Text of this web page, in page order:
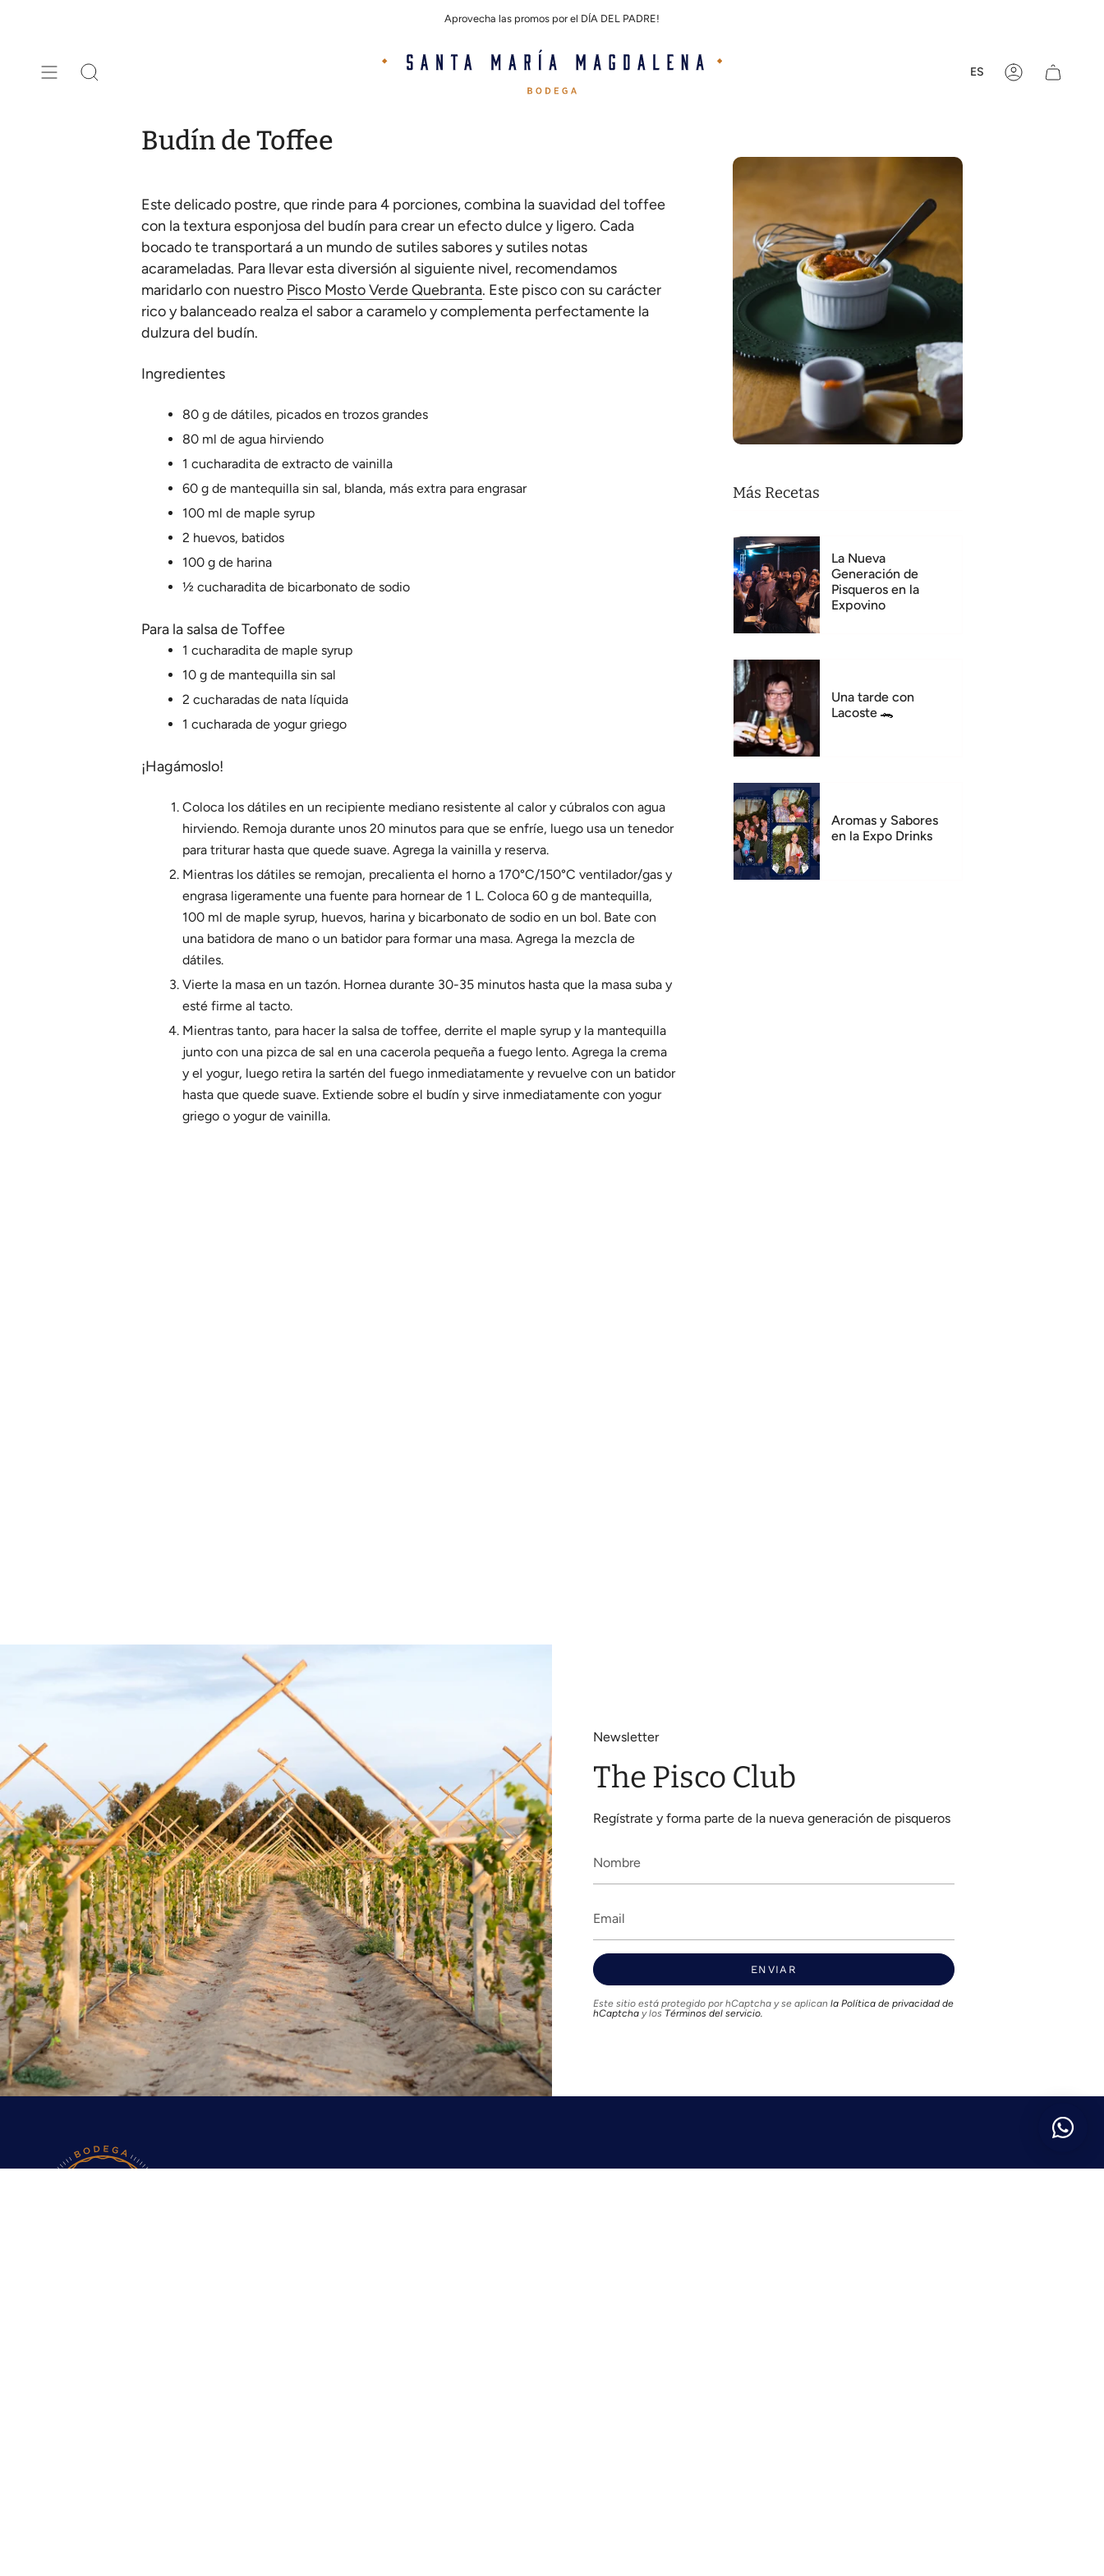
Aprovecha las promos por el DÍA DEL PADRE!
Búsqueda Idioma
ES Cuenta
Budín de Toffee
Este delicado postre, que rinde para 4 porciones, combina la suavidad del toffee
con la textura esponjosa del budín para crear un efecto dulce y ligero. Cada
bocado te transportará a un mundo de sutiles sabores y sutiles notas
acarameladas. Para llevar esta diversión al siguiente nivel, recomendamos
maridarlo con nuestro Pisco Mosto Verde Quebranta. Este pisco con su carácter
rico y balanceado realza el sabor a caramelo y complementa perfectamente la
dulzura del budín.
Ingredientes
80 g de dátiles, picados en trozos grandes
80 ml de agua hirviendo
1 cucharadita de extracto de vainilla
60 g de mantequilla sin sal, blanda, más extra para engrasar
100 ml de maple syrup
2 huevos, batidos
100 g de harina
½ cucharadita de bicarbonato de sodio
Para la salsa de Toffee
1 cucharadita de maple syrup
10 g de mantequilla sin sal
2 cucharadas de nata líquida
1 cucharada de yogur griego
¡Hagámoslo!
Coloca los dátiles en un recipiente mediano resistente al calor y cúbralos con agua
hirviendo. Remoja durante unos 20 minutos para que se enfríe, luego usa un tenedor
para triturar hasta que quede suave. Agrega la vainilla y reserva.
Mientras los dátiles se remojan, precalienta el horno a 170°C/150°C ventilador/gas y
engrasa ligeramente una fuente para hornear de 1 L. Coloca 60 g de mantequilla,
100 ml de maple syrup, huevos, harina y bicarbonato de sodio en un bol. Bate con
una batidora de mano o un batidor para formar una masa. Agrega la mezcla de
dátiles.
Vierte la masa en un tazón. Hornea durante 30-35 minutos hasta que la masa suba y
esté firme al tacto.
Mientras tanto, para hacer la salsa de toffee, derrite el maple syrup y la mantequilla
junto con una pizca de sal en una cacerola pequeña a fuego lento. Agrega la crema
y el yogur, luego retira la sartén del fuego inmediatamente y revuelve con un batidor
hasta que quede suave. Extiende sobre el budín y sirve inmediatamente con yogur
griego o yogur de vainilla.
Más Recetas
La Nueva
Generación de
Pisqueros en la
Expovino
Una tarde con
Lacoste 🐊
Aromas y Sabores
en la Expo Drinks
Newsletter
The Pisco Club
Regístrate y forma parte de la nueva generación de pisqueros
ENVIAR
Este sitio está protegido por hCaptcha y se aplican la Política de privacidad de
hCaptcha y los Términos del servicio.